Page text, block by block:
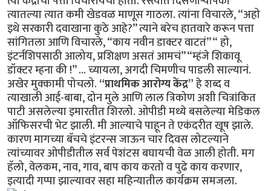
त्यातल्या त्यात कमी खेडवळ माणूस गाठला. त्यांना विचारले, “अहो
इथे सरकारी दवाखाना कुठे आहे?” त्याने बरेच हातवारे करून पत्ता
सांगितला आणि विचारले, “काय नवीन डाक्टर वाटतं” “ हो,
इंटर्नशिपसाठी आलोय, प्रशिक्षण असतं आमचं” “म्हंजे शिकावू
डॉक्टर म्हना की !” ... च्यायला, अगदी चिमणीच पाडली साल्यानं.
अखेर मुक्कामी पोचलो.“प्राथमिक आरोग्य केंद्र”हे शब्द व
त्याखाली आई-बाबा, दोन मुले आणि लाल त्रिकोण अशी चित्रांकित
पाटी असलेल्या इमारतीत शिरलो. ओपीडी मध्ये बसलेल्या मेडिकल
ऑफिसरची भेट झाली. मी आल्याचे पाहून ते एकंदरीत खूष झाले.
कारण मागच्या बॅचचे इंटरन्स जाऊन चार दिवस लोटल्याने
त्यांच्यावर ओपीडीतील सर्व पेशंटस बघायची वेळ आली होती. मग
हॅलो, वेलकम, नाव, गाव, बाप काय करतो व पुढे काय करणार,
इत्यादी गप्पा झाल्यावर सहा महिन्यातील कार्यक्रम समजला.